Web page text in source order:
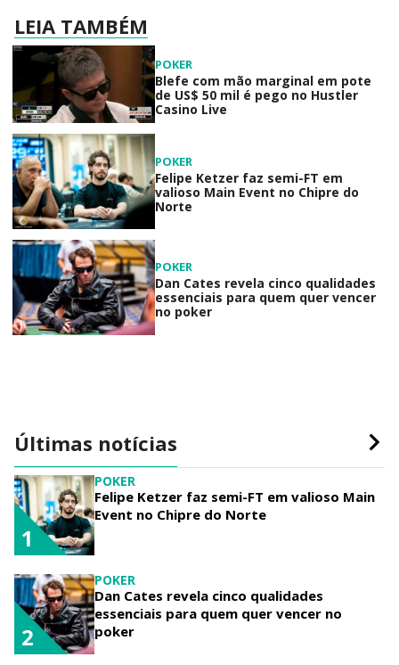
LEIA TAMBÉM
POKER
Blefe com mão marginal em pote
de US$ 50 mil é pego no Hustler
Casino Live
POKER
Felipe Ketzer faz semi-FT em
valioso Main Event no Chipre do
Norte
POKER
Dan Cates revela cinco qualidades
essenciais para quem quer vencer
no poker
Últimas notícias
POKER
Felipe Ketzer faz semi-FT em valioso Main
Event no Chipre do Norte
1
POKER
Dan Cates revela cinco qualidades
essenciais para quem quer vencer no
poker
2